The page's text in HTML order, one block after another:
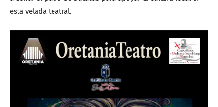
esta velada teatral.